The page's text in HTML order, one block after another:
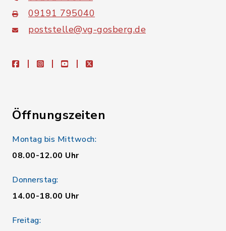
09191 795040
poststelle@vg-gosberg.de
facebookinstagramyoutubeX
Öffnungszeiten
Montag bis Mittwoch:
08.00-12.00 Uhr
Donnerstag:
14.00-18.00 Uhr
Freitag: